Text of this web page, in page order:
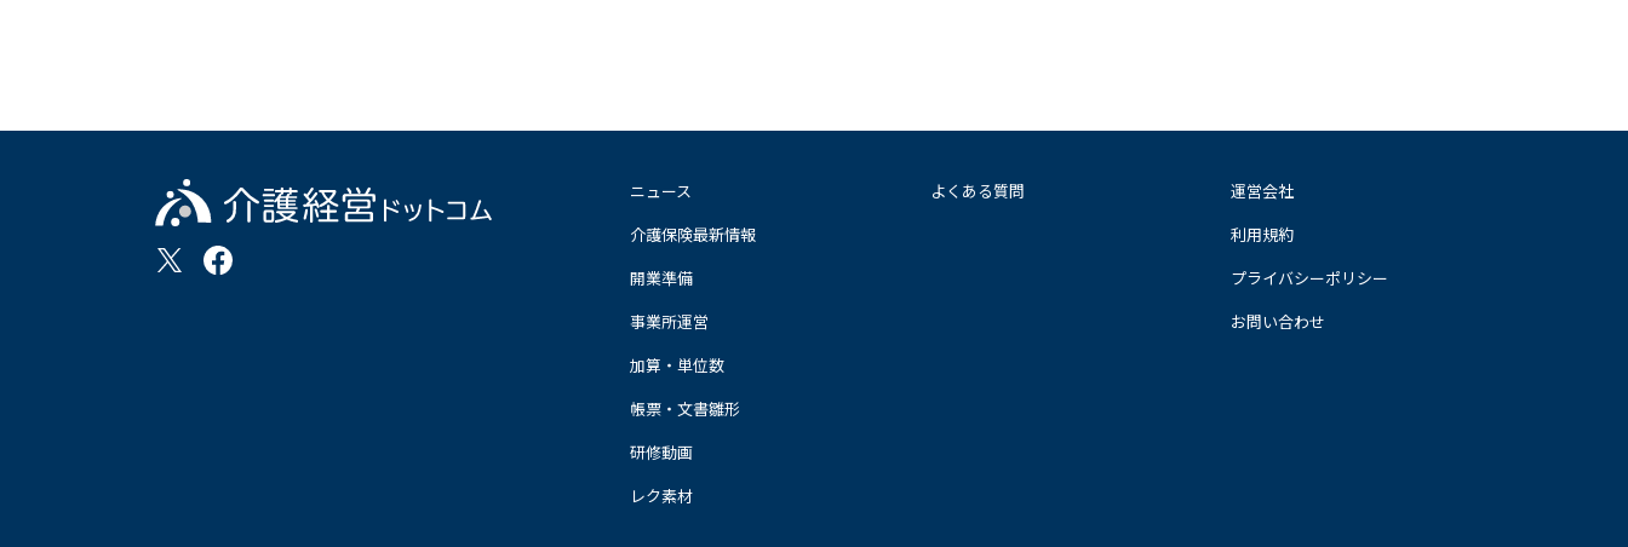
ニュース
介護保険最新情報
開業準備
事業所運営
加算・単位数
帳票・文書雛形
研修動画
レク素材
よくある質問
運営会社
利用規約
プライバシーポリシー
お問い合わせ